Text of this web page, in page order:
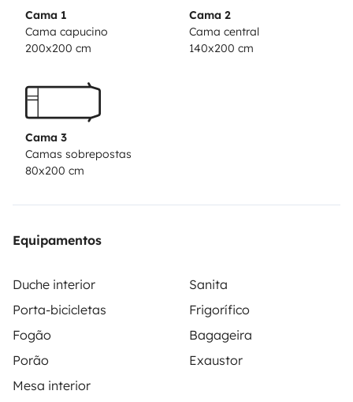
Cama 1
Cama capucino
200x200 cm
Cama 2
Cama central
140x200 cm
Cama 3
Camas sobrepostas
80x200 cm
Equipamentos
Duche interior
Sanita
Porta-bicicletas
Frigorífico
Fogão
Bagageira
Porão
Exaustor
Mesa interior